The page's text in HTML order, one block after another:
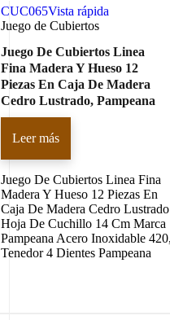
CUC065Vista rápida
Juego de Cubiertos
Juego De Cubiertos Linea
Fina Madera Y Hueso 12
Piezas En Caja De Madera
Cedro Lustrado, Pampeana
Leer más
Juego De Cubiertos Linea Fina
Madera Y Hueso 12 Piezas En
Caja De Madera Cedro Lustrado
Hoja De Cuchillo 14 Cm Marca
Pampeana Acero Inoxidable
Tenedor 4 Dientes Pampeana